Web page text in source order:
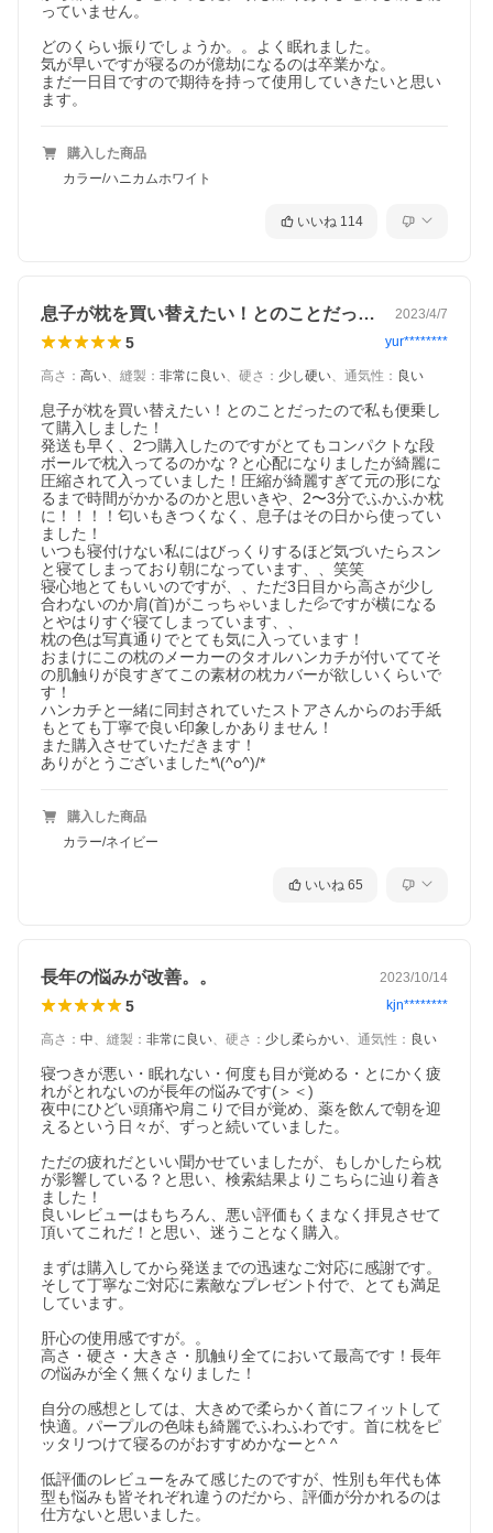
っていません。
どのくらい振りでしょうか。。よく眠れました。
気が早いですが寝るのが億劫になるのは卒業かな。
まだ一日目ですので期待を持って使用していきたいと思い
ます。
購入した商品
カラー/ハニカムホワイト
いいね 114
息子が枕を買い替えたい！とのことだった… 2023/4/7
5 yur********
高さ ： 高い、 縫製 ： 非常に良い、 硬さ ： 少し硬い、 通気性 ： 良い
息子が枕を買い替えたい！とのことだったので私も便乗し
て購入しました！
発送も早く、2つ購入したのですがとてもコンパクトな段
ボールで枕入ってるのかな？と心配になりましたが綺麗に
圧縮されて入っていました！圧縮が綺麗すぎて元の形にな
るまで時間がかかるのかと思いきや、2〜3分でふかふか枕
に！！！！匂いもきつくなく、息子はその日から使ってい
ました！
いつも寝付けない私にはびっくりするほど気づいたらスン
と寝てしまっており朝になっています、、笑笑
寝心地とてもいいのですが、、ただ3日目から高さが少し
合わないのか肩(首)がこっちゃいました💦ですが横になる
とやはりすぐ寝てしまっています、、
枕の色は写真通りでとても気に入っています！
おまけにこの枕のメーカーのタオルハンカチが付いててそ
の肌触りが良すぎてこの素材の枕カバーが欲しいくらいで
す！
ハンカチと一緒に同封されていたストアさんからのお手紙
もとても丁寧で良い印象しかありません！
また購入させていただきます！
ありがとうございました*\(^o^)/*
購入した商品
カラー/ネイビー
いいね 65
長年の悩みが改善。。 2023/10/14
5 kjn********
高さ ： 中、 縫製 ： 非常に良い、 硬さ ： 少し柔らかい、 通気性 ： 良い
寝つきが悪い・眠れない・何度も目が覚める・とにかく疲
れがとれないのが長年の悩みです(＞＜)
夜中にひどい頭痛や肩こりで目が覚め、薬を飲んで朝を迎
えるという日々が、ずっと続いていました。
ただの疲れだといい聞かせていましたが、もしかしたら枕
が影響している？と思い、検索結果よりこちらに辿り着き
ました！
良いレビューはもちろん、悪い評価もくまなく拝見させて
頂いてこれだ！と思い、迷うことなく購入。
まずは購入してから発送までの迅速なご対応に感謝です。
そして丁寧なご対応に素敵なプレゼント付で、とても満足
しています。
肝心の使用感ですが。。
高さ・硬さ・大きさ・肌触り全てにおいて最高です！長年
の悩みが全く無くなりました！
自分の感想としては、大きめで柔らかく首にフィットして
快適。パープルの色味も綺麗でふわふわです。首に枕をピ
ッタリつけて寝るのがおすすめかなーと^ ^
低評価のレビューをみて感じたのですが、性別も年代も体
型も悩みも皆それぞれ違うのだから、評価が分かれるのは
仕方ないと思いました。